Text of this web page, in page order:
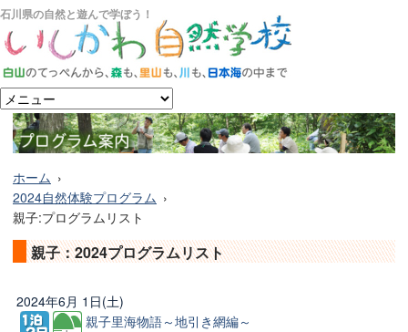
石川県の自然と遊んで学ぼう！
ホーム
2024自然体験プログラム
親子:プログラムリスト
親子：2024プログラムリスト
2024年6月 1日(土)
親子里海物語～地引き網編～